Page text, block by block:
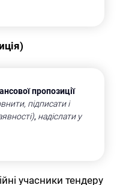
пропозиції
підписати і
, надіслати у
учасники тендеру